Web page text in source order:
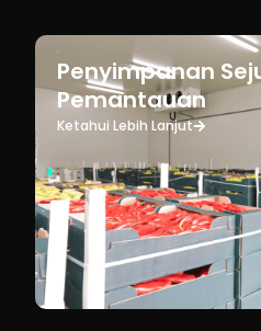
Penyimpanan
Pemantauan
Ketahui Lebih Lanjut